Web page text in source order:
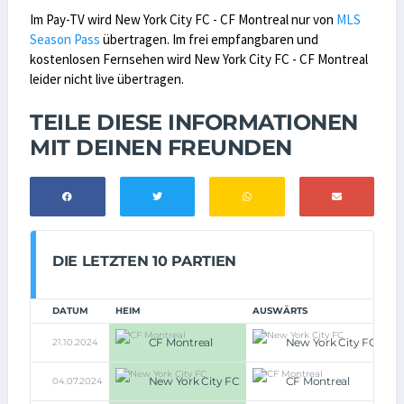
Im Pay-TV wird New York City FC - CF Montreal nur von MLS
Season Pass übertragen. Im frei empfangbaren und
kostenlosen Fernsehen wird New York City FC - CF Montreal
leider nicht live übertragen.
TEILE DIESE INFORMATIONEN
MIT DEINEN FREUNDEN
DIE LETZTEN 10 PARTIEN
DATUM HEIM AUSWÄRTS
21.10.2024 CF Montreal New York City FC
04.07.2024 New York City FC CF Montreal